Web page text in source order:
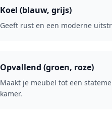
Koel (blauw, grijs)
Geeft rust en een moderne
Opvallend (groen, roze)
Maakt je meubel tot een
kamer.